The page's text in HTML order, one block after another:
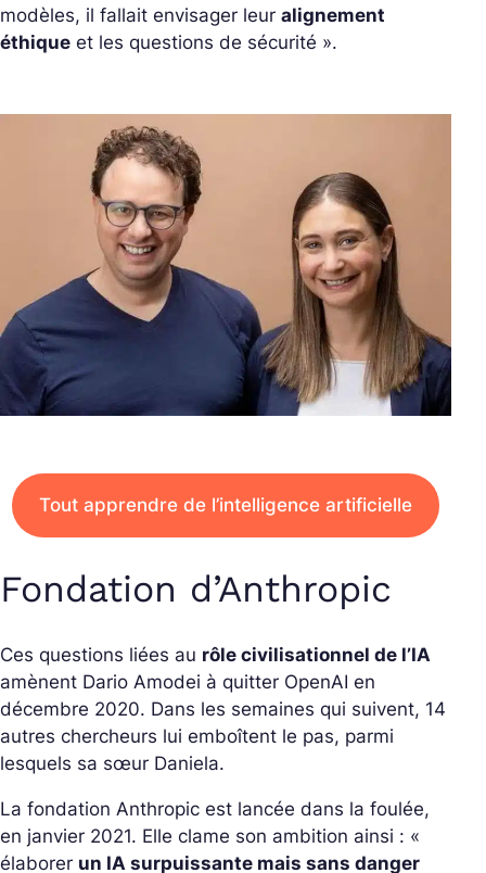
modèles, il fallait envisager leur alignement
éthique et les questions de sécurité ».
Tout apprendre de l’intelligence artificielle
Fondation d’Anthropic
Ces questions liées au rôle civilisationnel de l’IA
amènent Dario Amodei à quitter OpenAI en
décembre 2020. Dans les semaines qui suivent, 14
autres chercheurs lui emboîtent le pas, parmi
lesquels sa sœur Daniela.
La fondation Anthropic est lancée dans la foulée,
en janvier 2021. Elle clame son ambition ainsi : «
élaborer un IA surpuissante mais sans danger